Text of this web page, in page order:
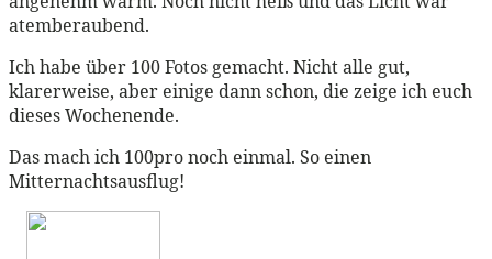
atemberaubend.
Ich habe über 100 Fotos gemacht. Nicht alle gut,
klarerweise, aber einige dann schon, die zeige ich euch
dieses Wochenende.
Das mach ich 100pro noch einmal. So einen
Mitternachtsausflug!